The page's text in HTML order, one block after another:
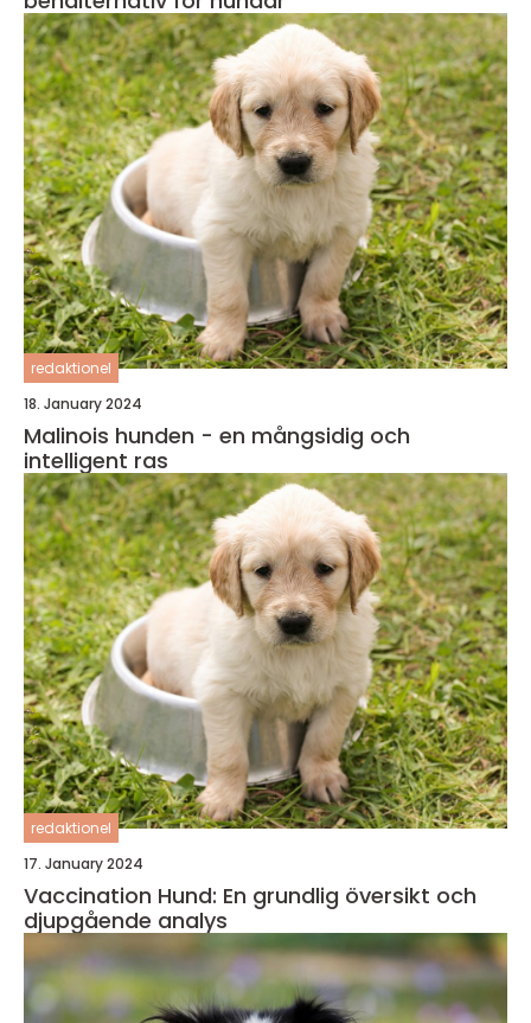
redaktionel
18. January 2024
Malinois hunden - en mångsidig och
intelligent ras
redaktionel
17. January 2024
Vaccination Hund: En grundlig översikt och
djupgående analys